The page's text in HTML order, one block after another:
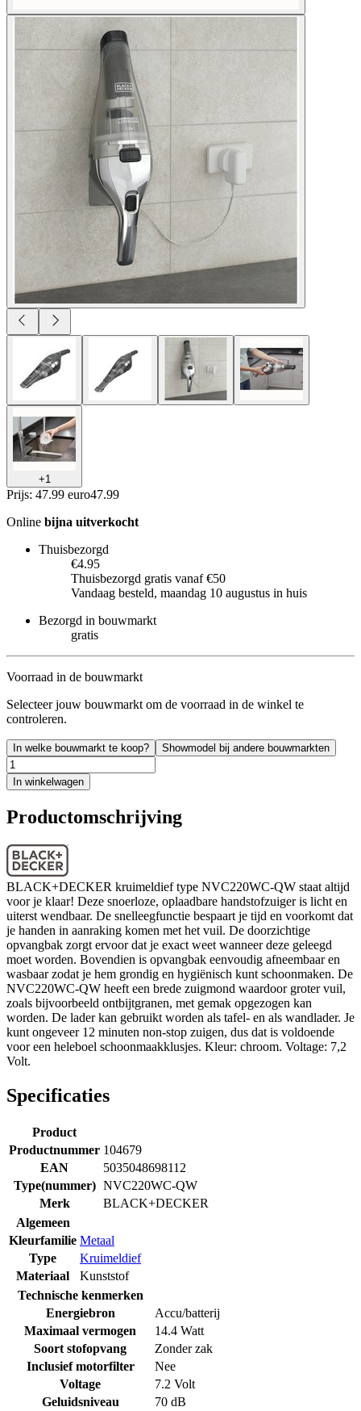
+1
Prijs: 47.99 euro47.99
Online bijna uitverkocht
Thuisbezorgd
€4.95
Thuisbezorgd gratis vanaf €50
Vandaag besteld, maandag 10 augustus in huis
Bezorgd in bouwmarkt
gratis
Voorraad in de bouwmarkt
Selecteer jouw bouwmarkt om de voorraad in de winkel te
controleren.
In welke bouwmarkt te koop? Showmodel bij andere bouwmarkten
In winkelwagen
Productomschrijving
BLACK+DECKER kruimeldief type NVC220WC-QW staat altijd
voor je klaar! Deze snoerloze, oplaadbare handstofzuiger is licht en
uiterst wendbaar. De snelleegfunctie bespaart je tijd en voorkomt dat
je handen in aanraking komen met het vuil. De doorzichtige
opvangbak zorgt ervoor dat je exact weet wanneer deze geleegd
moet worden. Bovendien is opvangbak eenvoudig afneembaar en
wasbaar zodat je hem grondig en hygiënisch kunt schoonmaken. De
NVC220WC-QW heeft een brede zuigmond waardoor groter vuil,
zoals bijvoorbeeld ontbijtgranen, met gemak opgezogen kan
worden. De lader kan gebruikt worden als tafel- en als wandlader. Je
kunt ongeveer 12 minuten non-stop zuigen, dus dat is voldoende
voor een heleboel schoonmaakklusjes. Kleur: chroom. Voltage: 7,2
Volt.
Specificaties
Product
Productnummer 104679
EAN
5035048698112
Type(nummer) NVC220WC-QW
Merk
BLACK+DECKER
Algemeen
Kleurfamilie Metaal
Type
Kruimeldief
Materiaal
Kunststof
Technische kenmerken
Energiebron
Accu/batterij
Maximaal vermogen
14.4 Watt
Soort stofopvang
Zonder zak
Inclusief motorfilter
Nee
Voltage
7.2 Volt
Geluidsniveau
70 dB